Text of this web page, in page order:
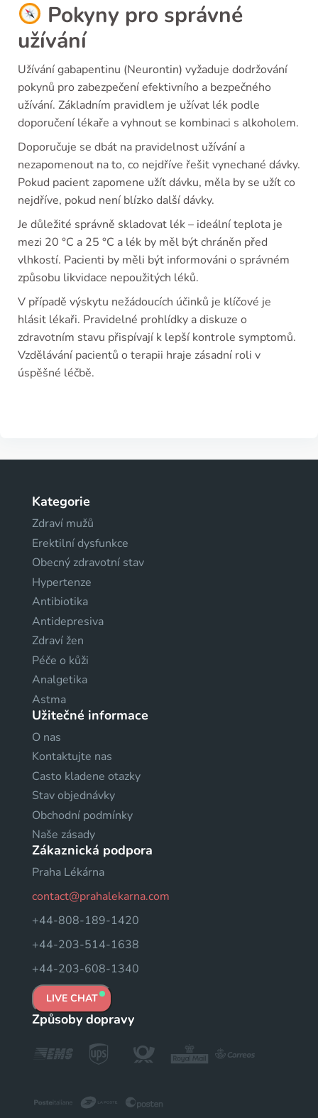
Pokyny pro správné
užívání
Užívání gabapentinu (Neurontin) vyžaduje dodržování
pokynů pro zabezpečení efektivního a bezpečného
užívání. Základním pravidlem je užívat lék podle
doporučení lékaře a vyhnout se kombinaci s alkoholem.
Doporučuje se dbát na pravidelnost užívání a
nezapomenout na to, co nejdříve řešit vynechané dávky.
Pokud pacient zapomene užít dávku, měla by se užít co
nejdříve, pokud není blízko další dávky.
Je důležité správně skladovat lék – ideální teplota je
mezi 20 °C a 25 °C a lék by měl být chráněn před
vlhkostí. Pacienti by měli být informováni o správném
způsobu likvidace nepoužitých léků.
V případě výskytu nežádoucích účinků je klíčové je
hlásit lékaři. Pravidelné prohlídky a diskuze o
zdravotním stavu přispívají k lepší kontrole symptomů.
Vzdělávání pacientů o terapii hraje zásadní roli v
úspěšné léčbě.
Kategorie
Zdraví mužů
Erektilní dysfunkce
Obecný zdravotní stav
Hypertenze
Antibiotika
Antidepresiva
Zdraví žen
Péče o kůži
Analgetika
Astma
Užitečné informace
O nas
Kontaktujte nas
Casto kladene otazky
Stav objednávky
Obchodní podmínky
Naše zásady
Zákaznická podpora
Praha Lékárna
contact@prahalekarna.com
+44-808-189-1420
+44-203-514-1638
+44-203-608-1340
LIVE CHAT
Způsoby dopravy